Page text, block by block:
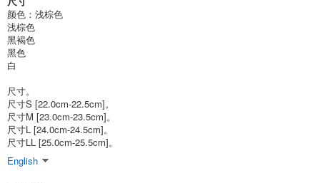
颜色：浅棕色
浅棕色
黑褐色
黑色
白
尺寸。
尺寸S [22.0cm-22.5cm]。
尺寸M [23.0cm-23.5cm]。
尺寸L [24.0cm-24.5cm]。
尺寸LL [25.0cm-25.5cm]。
English